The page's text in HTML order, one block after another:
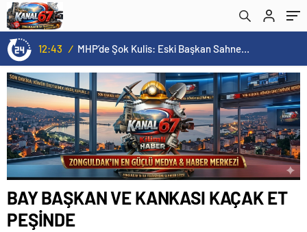
12:43 / MHP’de Şok Kulis: Eski Başkan Sahnede! Korkmaz Yol Vermiyor
BAY BAŞKAN VE KANKASI KAÇAK ET
PEŞİNDE